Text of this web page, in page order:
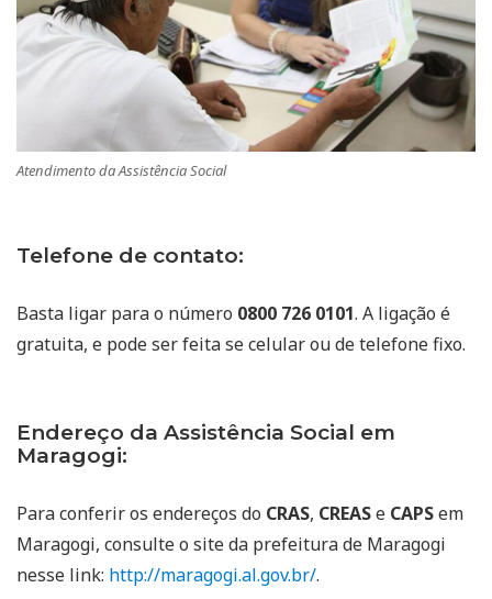
Atendimento da Assistência Social
Telefone de contato:
Basta ligar para o número 0800 726 0101. A ligação é
gratuita, e pode ser feita se celular ou de telefone fixo.
Endereço da Assistência Social em
Maragogi:
Para conferir os endereços do CRAS, CREASe CAPSem
Maragogi, consulte o site da prefeitura de Maragogi
nesse link: http://maragogi.al.gov.br/.